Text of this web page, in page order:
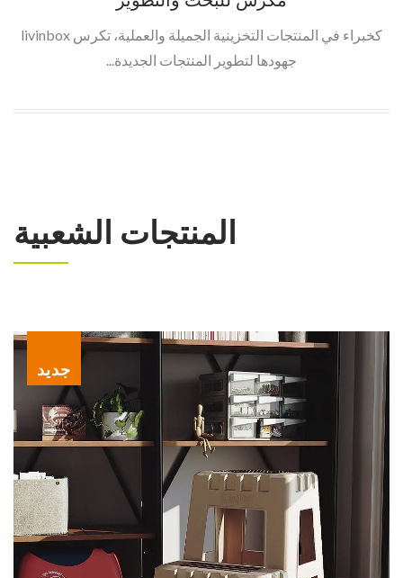
كخبراء في المنتجات التخزينية الجميلة والعملية، تكرس livinbox
جهودها لتطوير المنتجات الجديدة...
المنتجات الشعبية
جديد